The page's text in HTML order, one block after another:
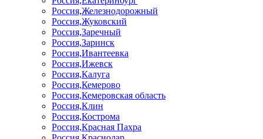
Россия,Железнодорожный
Россия,Жуковский
Россия,Заречный
Россия,Заринск
Россия,Ивантеевка
Россия,Ижевск
Россия,Калуга
Россия,Кемерово
Россия,Кемеровская область
Россия,Клин
Россия,Кострома
Россия,Красная Пахра